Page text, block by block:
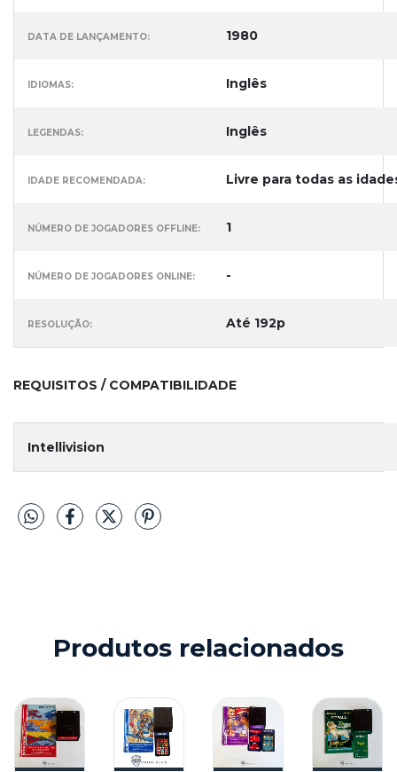
DATA DE LANÇAMENTO: 1980
IDIOMAS: Inglês
LEGENDAS: Inglês
IDADE RECOMENDADA: Livre para todas as
NÚMERO DE JOGADORES OFFLINE: 1
NÚMERO DE JOGADORES ONLINE: -
RESOLUÇÃO: Até 192p
REQUISITOS / COMPATIBILIDADE
Intellivision
Produtos relacionados